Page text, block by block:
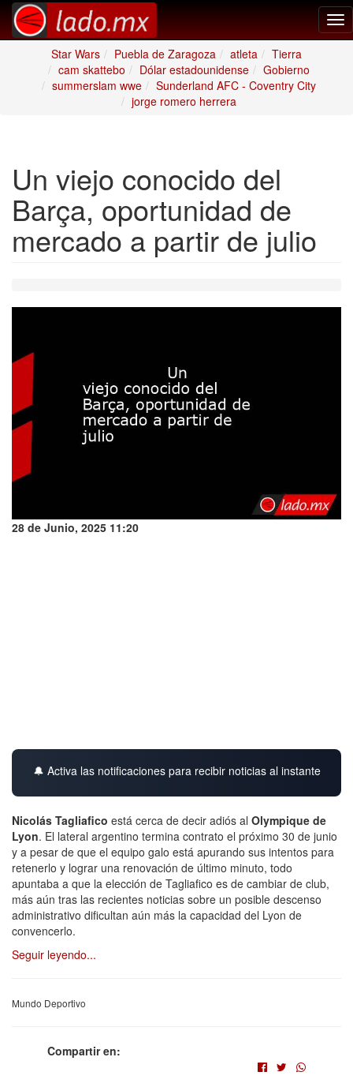
Star Wars
Puebla de Zaragoza atleta
Tierra
cam skattebo
Dólar estadounidense
Gobierno
summerslam wwe
Sunderland AFC - Coventry City
jorge romero herrera
Un viejo conocido del
Barça, oportunidad de
mercado a partir de julio
28 de Junio, 2025 11:20
🔔 Activa las notificaciones para recibir noticias al instante
Nicolás Tagliafico está cerca de decir adiós al Olympique de
Lyon. El lateral argentino termina contrato el próximo 30 de junio
y a pesar de que el equipo galo está apurando sus intentos para
retenerlo y lograr una renovación de último minuto, todo
apuntaba a que la elección de Tagliafico es de cambiar de club,
más aún tras las recientes noticias sobre un posible descenso
administrativo dificultan aún más la capacidad del Lyon de
convencerlo.
Seguir leyendo...
Mundo Deportivo
Compartir en: